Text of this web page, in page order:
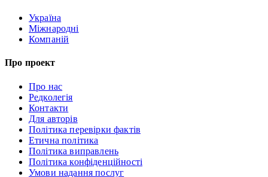
Україна
Міжнародні
Компаній
Про проект
Про нас
Редколегія
Контакти
Для авторів
Політика перевірки фактів
Етична політика
Політика виправлень
Політика конфіденційності
Умови надання послуг